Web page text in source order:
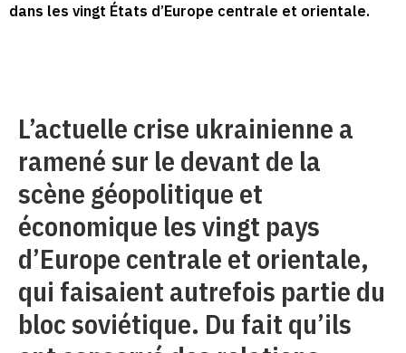
dans les vingt États d’Europe centrale et orientale.
L’actuelle crise ukrainienne a
ramené sur le devant de la
scène géopolitique et
économique les vingt pays
d’Europe centrale et orientale,
qui faisaient autrefois partie du
bloc soviétique. Du fait qu’ils